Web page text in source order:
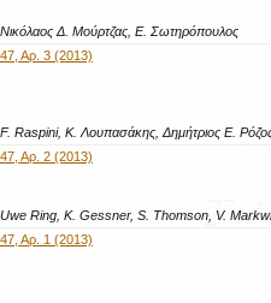
Νικόλαος Δ. Μούρτζας, Ε. Σωτηρόπουλος
Αρ. 3 (2013)
F. Raspini, Κ. Λουπασάκης, Δημήτριος Ε.
Αρ. 2 (2013)
Uwe Ring, K. Gessner, S. Thomson, V.
Αρ. 1 (2013)